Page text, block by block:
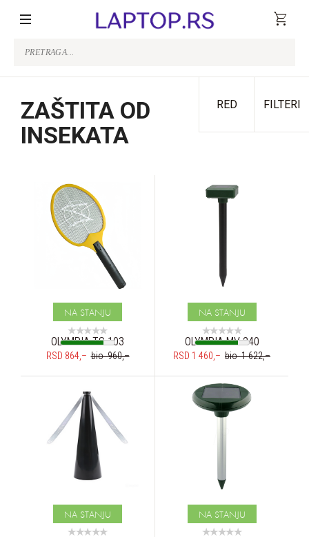
shopping_cart
RED FILTERI
ZAŠTITA OD
INSEKATA
NA STANJU
OLYMPIA TS 103
RSD 864,–bio 960,–
NA STANJU
OLYMPIA MV 240
RSD 1 460,– bio 1 622,–
NA STANJU NA STANJU